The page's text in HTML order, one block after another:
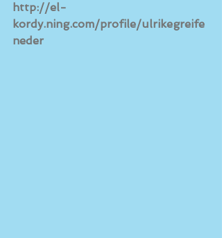
http://el-
kordy.ning.com/profile/ulrikegreife
neder